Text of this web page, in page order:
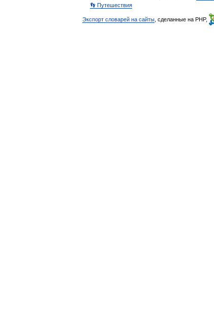
👣 Путешествия
Экспорт словарей на сайты , сделанные на PHP,